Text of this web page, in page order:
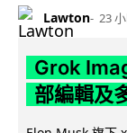
Lawton 23
Grok
部編輯及